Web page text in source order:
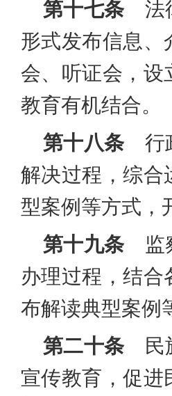
第十七条 法
形式发布信息、
会、听证会，设
教育有机结合。
第十八条 行
解决过程，综合
型案例等方式，
第十九条 监
办理过程，结
布解读典型案例
第二十条 民
宣传教育，促进